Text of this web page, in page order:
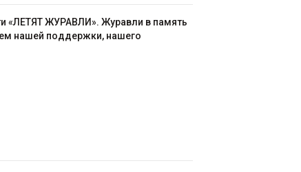
«ЛЕТЯТ ЖУРАВЛИ». Журавли в память
нашей поддержки, нашего